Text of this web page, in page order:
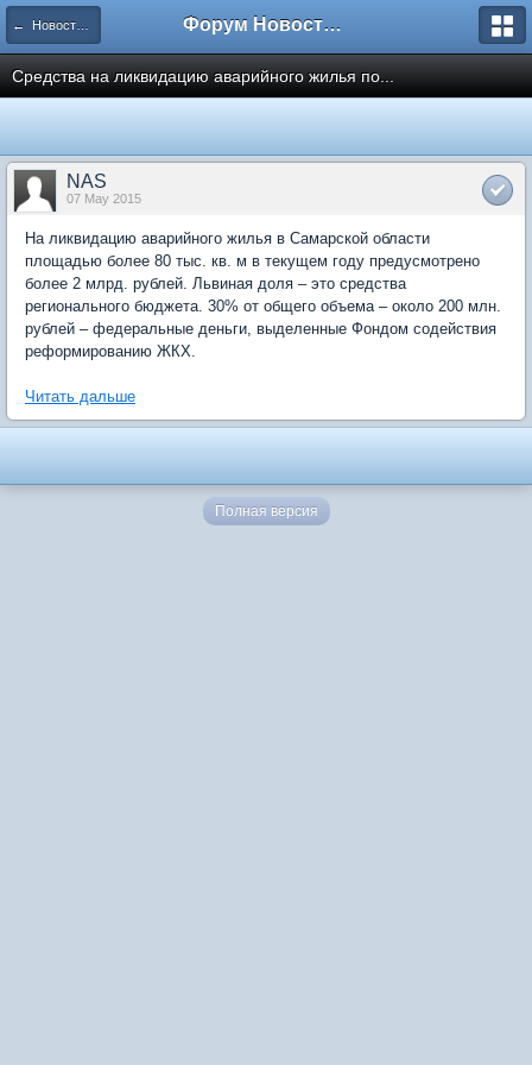
← Новости рынка недвижимости Форум Новостройки
Средства на ликвидацию аварийного жилья по...
NAS
07 May 2015
На ликвидацию аварийного жилья в Самарской области
площадью более 80 тыс. кв. м в текущем году предусмотрено
более 2 млрд. рублей. Львиная доля – это средства
регионального бюджета. 30% от общего объема – около 200 млн.
рублей – федеральные деньги, выделенные Фондом содействия
реформированию ЖКХ.
Читать дальше
Полная версия